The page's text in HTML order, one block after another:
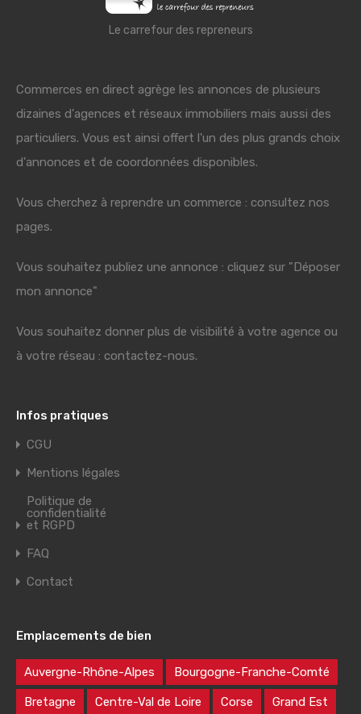
Le carrefour des repreneurs
Commerces en direct agrège les annonces de plusieurs
dizaines d'agences et réseaux immobiliers mais aussi des
particuliers. Vous est ainsi offert l'un des plus grands choix
d'annonces et de coordonnées disponibles.
Vous cherchez à reprendre un commerce : consultez nos
pages.
Vous souhaitez publiez une annonce : cliquez sur "Déposer
mon annonce"
Vous souhaitez donner plus de visibilité à votre agence ou
à votre réseau : contactez-nous.
Infos pratiques
CGU
Mentions légales
Politique de
confidentialité
et RGPD
FAQ
Contact
Emplacements de bien
Auvergne-Rhône-Alpes Bourgogne-Franche-Comté
Bretagne Centre-Val de Loire Corse Grand Est